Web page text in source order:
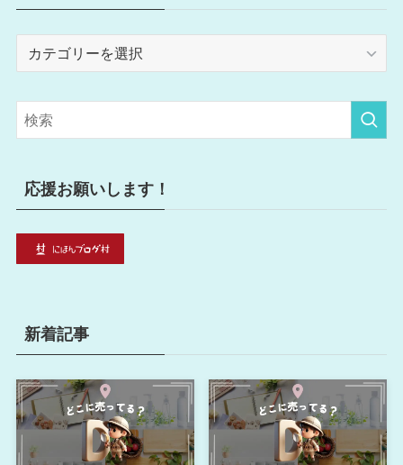
リ
ー
応援お願いします！
新着記事